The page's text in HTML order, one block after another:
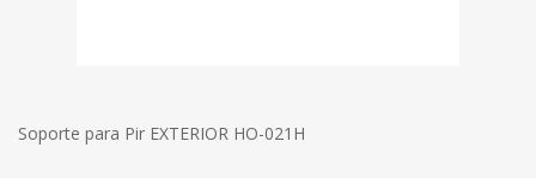
Soporte para Pir EXTERIOR HO-021H